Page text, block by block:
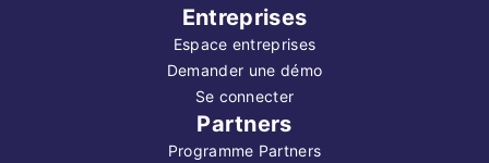
Entreprises
Espace entreprises
Demander une démo
Se connecter
Partners
Programme Partners